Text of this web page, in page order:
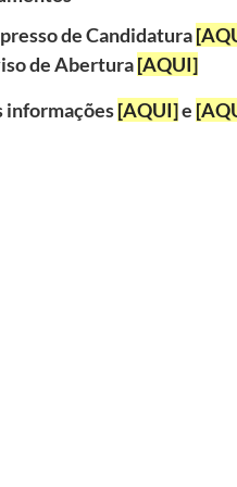
de Candidatura
de Abertura[AQUI]
informações[AQUI]e